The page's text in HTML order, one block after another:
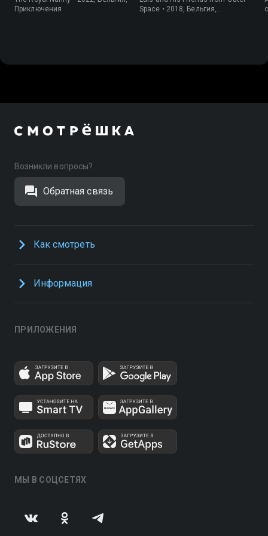
Приключения
Space • 2018, Бельгия,
Возникли вопросы?
Обратная связь
Как смотреть
Информация
ПРИЛОЖЕНИЯ
МЫ В СОЦСЕТЯХ